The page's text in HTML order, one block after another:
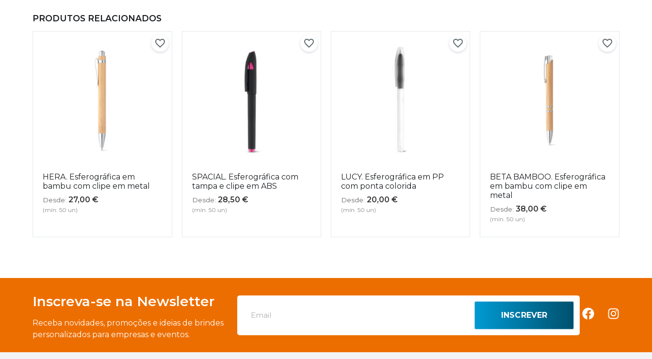
PRODUTOS RELACIONADOS
HERA. Esferográfica em
bambu com clipe em metal
Desde: 27,00€
(mín. 50 un)
SPACIAL. Esferográfica com
tampa e clipe em ABS
Desde: 28,50 €
(mín. 50 un)
LUCY. Esferográfica em PP
com ponta colorida
Desde: 20,00 €
(mín. 50 un)
BETA BAMBOO. Esferográfica
em bambu com clipe em
metal
Desde: 38,00€
(mín. 50 un)
Inscreva-se na Newsletter
Receba novidades, promoções e ideias de brindes
personalizados para empresas e eventos.
INSCREVER